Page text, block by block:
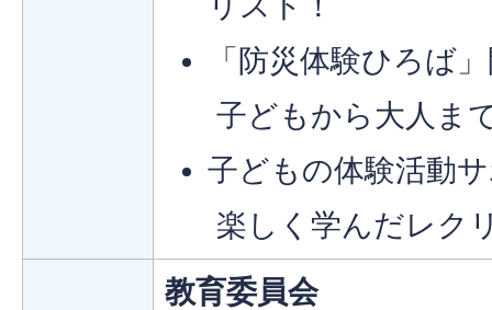
「防災体験ひろば
子どもから大人ま
子どもの体験活動
楽しく学んだレク
教育委員会